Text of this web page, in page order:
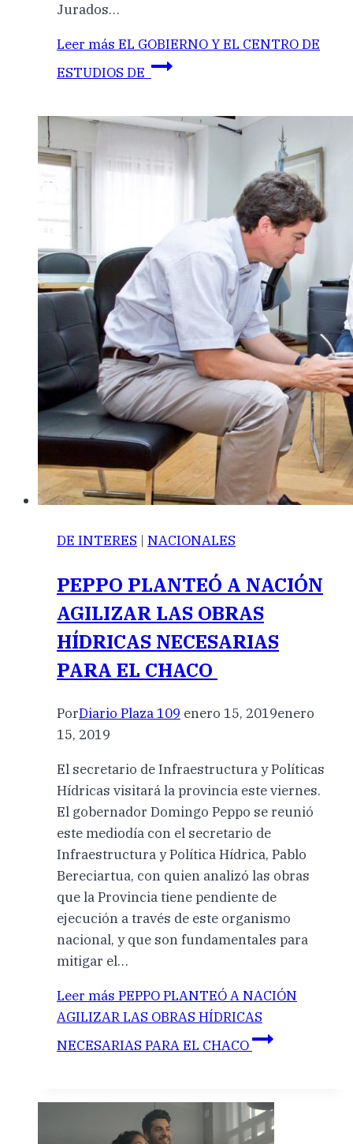
Jurados…
Leer más EL GOBIERNO Y EL CENTRO DE
ESTUDIOS DE
DE INTERES | NACIONALES
PEPPO PLANTEÓ A NACIÓN
AGILIZAR LAS OBRAS
HÍDRICAS NECESARIAS
PARA EL CHACO
PorDiario Plaza 109 enero 15, 2019enero
15, 2019
El secretario de Infraestructura y Políticas
Hídricas visitará la provincia este viernes.
El gobernador Domingo Peppo se reunió
este mediodía con el secretario de
Infraestructura y Política Hídrica, Pablo
Bereciartua, con quien analizó las obras
que la Provincia tiene pendiente de
ejecución a través de este organismo
nacional, y que son fundamentales para
mitigar el…
Leer más PEPPO PLANTEÓ A NACIÓN
AGILIZAR LAS OBRAS HÍDRICAS
NECESARIAS PARA EL CHACO